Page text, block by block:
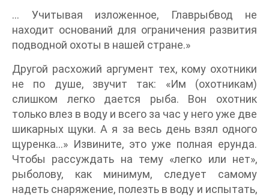
… Учитывая изложенное, Главрыбвод не
находит оснований для ограничения развития
подводной охоты в нашей стране.»
Другой расхожий аргумент тех, кому охотники
не по душе, звучит так: «Им (охотникам)
слишком легко дается рыба. Вон охотник
только влез в воду и всего за час у него уже две
шикарных щуки. А я за весь день взял одного
щуренка…» Извините, это уже полная ерунда.
Чтобы рассуждать на тему «легко или нет»,
рыболову, как минимум, следует самому
надеть снаряжение, полезть в воду и испытать,